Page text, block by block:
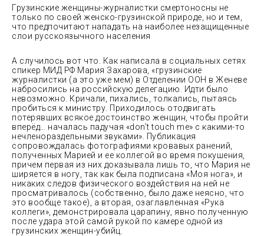
Грузинские женщины-журналистки смертоносны не
только по своей женско-грузинской природе, но и тем,
что предпочитают нападать на наиболее незащищенные
слои русскоязычного населения
А случилось вот что. Как написала в социальных сетях
спикер МИД РФ Мария Захарова, «грузинские
журналистки (а это уже мем) в Отделении ООН в Женеве
набросились на российскую делегацию. Идти было
невозможно. Кричали, пихались, толкались, пытаясь
пробиться к министру. Приходилось отодвигать
потерявших всякое достоинство женщин, чтобы пройти
вперёд… началась падучая «don’t touch me» с какими-то
нечленораздельными звуками». Публикация
сопровождалась фотографиями кровавых ранений,
полученных Марией и ее коллегой во время покушения,
причем первая из них доказывала лишь то, что Мария не
ширяется в ногу, так как была подписана «Моя нога», и
никаких следов физического воздействия на ней не
просматривалось (собственно, было даже неясно, что
это вообще такое), а вторая, озаглавленная «Рука
коллеги», демонстрировала царапину, явно полученную
после удара этой самой рукой по камере одной из
грузинских женщин-убийц.